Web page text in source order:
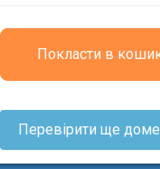
Покласти в
Перевірити ще